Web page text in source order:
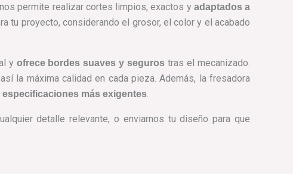
permite realizar cortes limpios, exactos y adaptados a
tu proyecto, considerando el grosor, el color y el acabado
y ofrece bordes suaves y seguros tras el mecanizado.
la máxima calidad en cada pieza. Además, la fresadora
especificaciones más exigentes
detalle relevante, o enviarnos tu diseño para que